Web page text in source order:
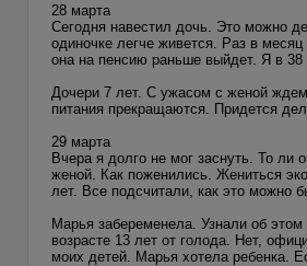
28 марта
Сегодня навестил дочь. Это можно
одиночке легче живется. Раз в
она на пенсию раньше выйдет. Я в 38
Дочери 7 лет. С ужасом с женой
питания прекращаются. Придется
29 марта
Вчера я долго не мог заснуть. То ли
женой. Как поженились. Жениться
лет. Все подсчитали, как это можно
Марья забеременела. Узнали об
возрасте 13 лет от голода. Нет,
моих детей. Марья хотела ребенка.